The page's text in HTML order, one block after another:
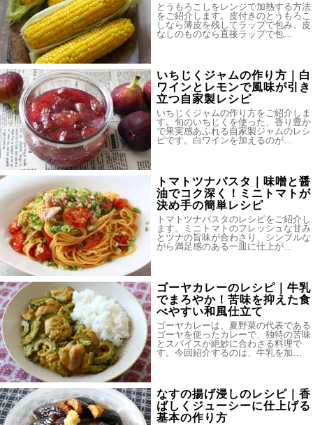
とうもろこしをレンジで加熱する方法
をご紹介します。皮付きのとうもろこ
しなら薄皮を残してラップで包み、皮
なしのものなら直接ラップで包…
いちじくジャムの作り方｜白
ワインとレモンで風味が引き
立つ自家製レシピ
いちじくジャムの作り方をご紹介しま
す。旬のいちじくを使った、香り豊か
で果実感あふれる自家製ジャムのレシ
ピです。白ワインを加えるのが…
トマトツナパスタ｜味噌と醤
油でコク深く！ミニトマトが
決め手の簡単レシピ
トマトツナパスタのレシピをご紹介し
ます。ミニトマトのフレッシュな甘み
とツナの旨味が合わさり、シンプルな
がら満足感のある一皿に仕上が…
ゴーヤカレーのレシピ｜牛乳
でまろやか！苦味を抑えた食
べやすい和風仕立て
ゴーヤカレーは、夏野菜の代表である
ゴーヤを使ったカレーで、独特の苦味
とスパイスが絶妙に合わさる料理で
す。今回紹介するのは、牛乳を加…
なすの揚げ浸しのレシピ｜香
ばしくジューシーに仕上げる
基本の作り方